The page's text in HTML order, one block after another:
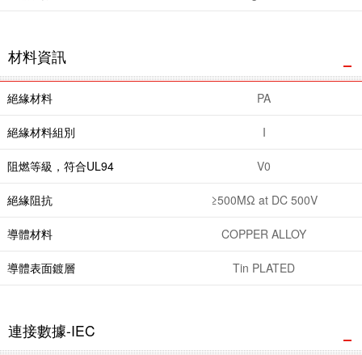
材料資訊
絕緣材料 PA
絕緣材料組別 I
阻燃等級，符合UL94 V0
絕緣阻抗 ≥500MΩ at DC 500V
導體材料 COPPER ALLOY
導體表面鍍層 Tin PLATED
連接數據-IEC